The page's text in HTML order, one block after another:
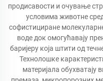
продисавости и очување
условима животне
софистициране
воде док омогућавају
баријеру која штити од
Технолошке
материјала обухватају